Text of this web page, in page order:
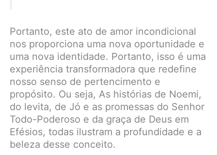
Portanto, este ato de amor incondicional
nos proporciona uma nova oportunidade e
uma nova identidade. Portanto, isso é uma
experiência transformadora que redefine
nosso senso de pertencimento e
propósito. Ou seja, As histórias de Noemi,
do levita, de Jó e as promessas do Senhor
Todo-Poderoso e da graça de Deus em
Efésios, todas ilustram a profundidade e a
beleza desse conceito.